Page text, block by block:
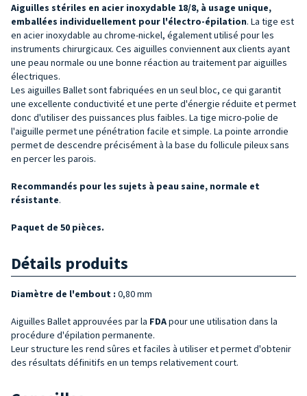
Aiguilles stériles en acier inoxydable 18/8, à usage unique,
emballées individuellement pour l'électro-épilation. La tige est
en acier inoxydable au chrome-nickel, également utilisé pour les
instruments chirurgicaux. Ces aiguilles conviennent aux clients ayant
une peau normale ou une bonne réaction au traitement par aiguilles
électriques.
Les aiguilles Ballet sont fabriquées en un seul bloc, ce qui garantit
une excellente conductivité et une perte d'énergie réduite et permet
donc d'utiliser des puissances plus faibles. La tige micro-polie de
l'aiguille permet une pénétration facile et simple. La pointe arrondie
permet de descendre précisément à la base du follicule pileux sans
en percer les parois.
Recommandés pour les sujets à peau saine, normale et
résistante.
Paquet de 50 pièces.
Détails produits
Diamètre de l'embout : 0,80 mm
Aiguilles Ballet approuvées par la FDApour une utilisation dans la
procédure d'épilation permanente.
Leur structure les rend sûres et faciles à utiliser et permet d'obtenir
des résultats définitifs en un temps relativement court.